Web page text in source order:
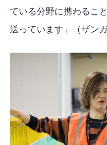
ている分野に携わるこ
送っています」（ザン